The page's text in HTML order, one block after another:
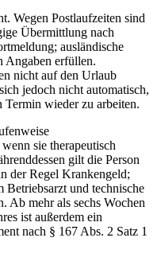
Wegen Postlaufzeiten sind
Übermittlung nach
ausländische
Angaben erfüllen.
nicht auf den Urlaub
jedoch nicht automatisch,
Termin wieder zu arbeiten.
sie therapeutisch
gilt die Person
der Regel Krankengeld;
Betriebsarzt und technische
Ab mehr als sechs Wochen
ist außerdem ein
nach § 167 Abs. 2 Satz 1